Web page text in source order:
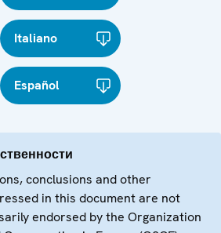
Italiano
Español
conclusions and other
in this document are not
endorsed by the Organization